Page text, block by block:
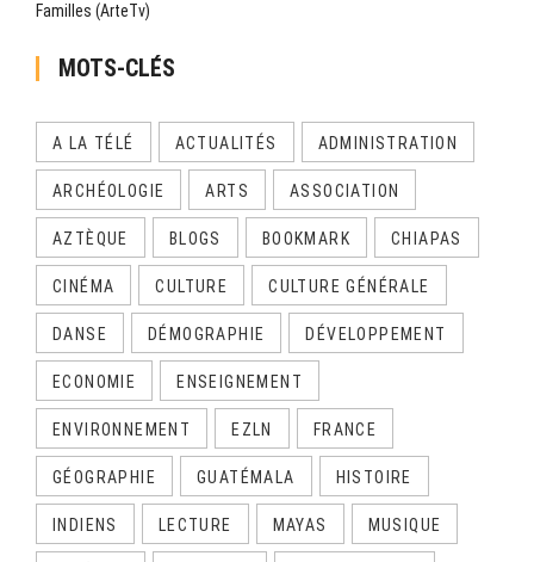
Familles (ArteTv)
MOTS-CLÉS
A LA TÉLÉ ACTUALITÉS ADMINISTRATION
ARCHÉOLOGIE ARTS ASSOCIATION
AZTÈQUE BLOGS BOOKMARK CHIAPAS
CINÉMA CULTURE CULTURE GÉNÉRALE
DANSE DÉMOGRAPHIE DÉVELOPPEMENT
ECONOMIE ENSEIGNEMENT
ENVIRONNEMENT EZLN FRANCE
GÉOGRAPHIE GUATÉMALA HISTOIRE
INDIENS LECTURE MAYAS MUSIQUE